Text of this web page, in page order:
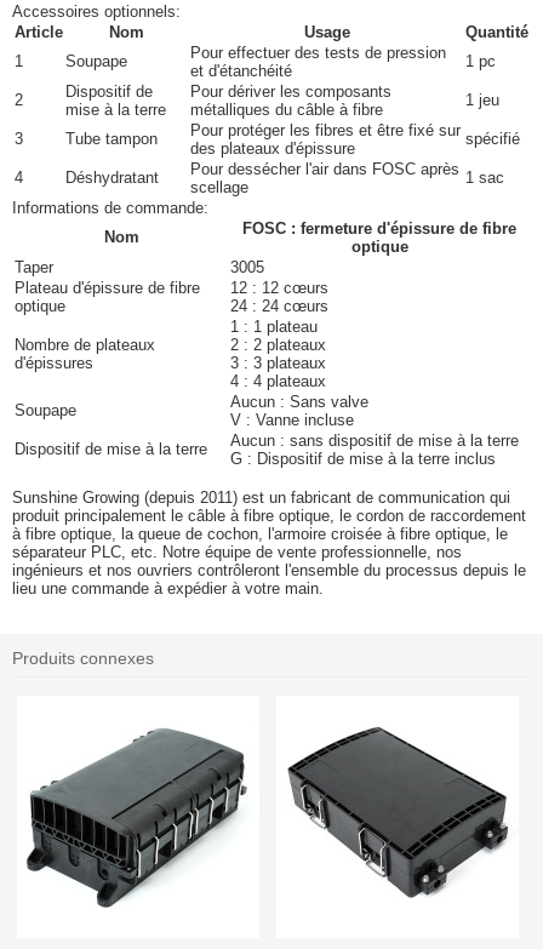
Accessoires optionnels:
Article
Nom Usage
Quantité
1
Soupape
Pour effectuer des tests de pression
et d'étanchéité
1 pc
2
Dispositif de
mise à la terre
Pour dériver les composants
métalliques du câble à fibre
1 jeu
3 Tube tampon
Pour protéger les fibres et être fixé sur
des plateaux d'épissure
spécifié
4 Déshydratant
Pour dessécher l'air dans FOSC après
scellage
1 sac
Informations de commande:
Nom
FOSC : fermeture d'épissure de fibre
optique
Taper
3005
Plateau d'épissure de fibre
optique
12 : 12 cœurs
24 : 24 cœurs
Nombre de plateaux
d'épissures
1 : 1 plateau
2 : 2 plateaux
3 : 3 plateaux
4 : 4 plateaux
Soupape
Aucun : Sans valve
V : Vanne incluse
Dispositif de mise à la terre
Aucun : sans dispositif de mise à la terre
G : Dispositif de mise à la terre inclus
Sunshine Growing (depuis 2011) est un fabricant de communication qui
produit principalement le câble à fibre optique, le cordon de raccordement
à fibre optique, la queue de cochon, l'armoire croisée à fibre optique, le
séparateur PLC, etc. Notre équipe de vente professionnelle, nos
ingénieurs et nos ouvriers contrôleront l'ensemble du processus depuis le
lieu une commande à expédier à votre main.
Produits connexes